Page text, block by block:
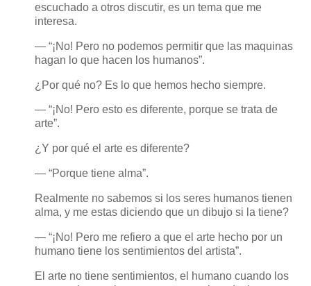
escuchado a otros discutir, es un tema que me
interesa.
— “¡No! Pero no podemos permitir que las maquinas
hagan lo que hacen los humanos”.
¿Por qué no? Es lo que hemos hecho siempre.
— “¡No! Pero esto es diferente, porque se trata de
arte”.
¿Y por qué el arte es diferente?
— “Porque tiene alma”.
Realmente no sabemos si los seres humanos tienen
alma, y me estas diciendo que un dibujo si la tiene?
— “¡No! Pero me refiero a que el arte hecho por un
humano tiene los sentimientos del artista”.
El arte no tiene sentimientos, el humano cuando los